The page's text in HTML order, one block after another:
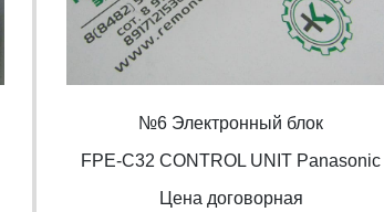
№6 Электронный блок
FPE-C32 CONTROL UNIT Panasonic
Цена договорная